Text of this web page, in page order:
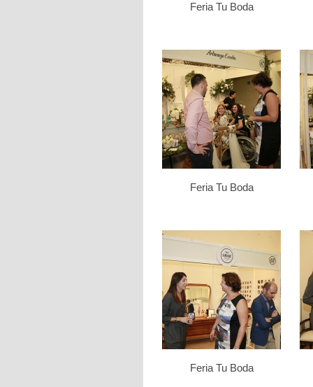
Feria Tu Boda
Feria Tu Boda
Feria Tu Boda